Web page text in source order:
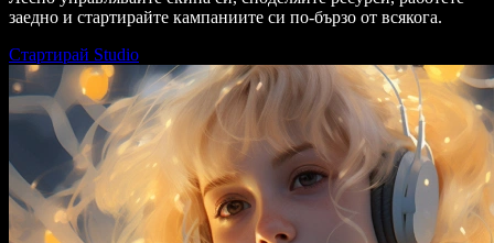
заедно и стартирайте кампаниите си по-бързо от всякога.
Стартирай Studio